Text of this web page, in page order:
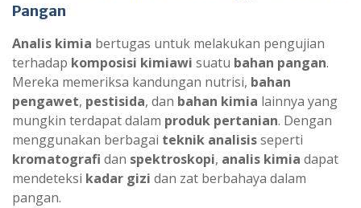
Pangan
Analis kimia bertugas untuk melakukan pengujian
terhadap komposisi kimiawi suatu bahan pangan.
Mereka memeriksa kandungan nutrisi, bahan
pengawet, pestisida, dan bahan kimia lainnya yang
mungkin terdapat dalam produk pertanian. Dengan
menggunakan berbagai teknik analisisseperti
kromatografi dan spektroskopi, analis kimia dapat
mendeteksi kadar gizi dan zat berbahaya dalam
pangan.